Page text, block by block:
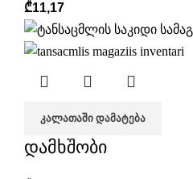
₾11,17
ᲙᲐᲚᲐᲗᲐᲨᲘ ᲓᲐᲛᲐᲢᲔᲑᲐ
დამხშობი